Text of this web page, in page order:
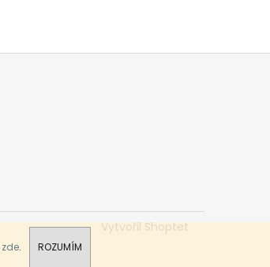
zde. ROZUMÍM
Vytvořil Shoptet